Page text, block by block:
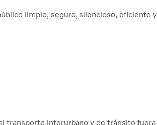
limpio, seguro, silencioso, eficiente y
transporte interurbano y de tránsito fuera